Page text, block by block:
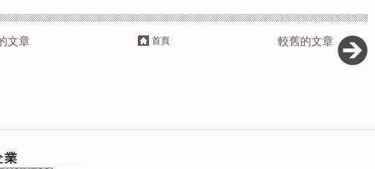
文章 較舊的文章
首頁